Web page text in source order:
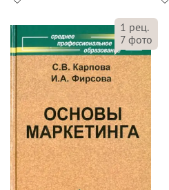
1 рец.
7 фото